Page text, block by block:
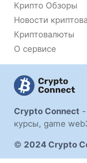
Crypto Connect -
курсы, game
© 2024 Crypto
Крипто Обзоры
Новости
Криптовалюты
О сервисе